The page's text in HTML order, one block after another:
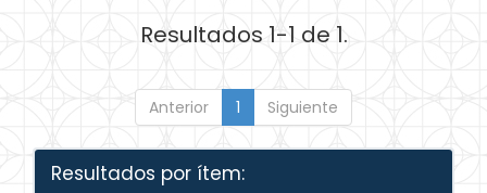
Resultados 1-1 de 1.
Anterior 1 Siguiente
Resultados por ítem: